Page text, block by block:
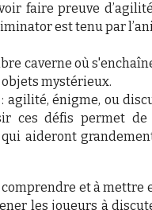
faire preuve
est tenu par
caverne où
mystérieux.
agilité, énigme, ou
ces défis permet de
aideront
et à mettre
les joueurs à